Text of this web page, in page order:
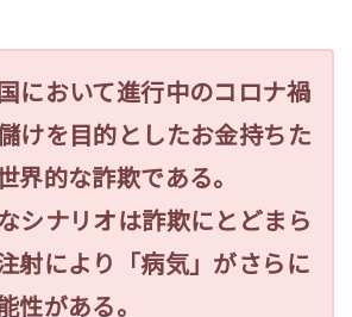
において進行中のコロナ禍
けを目的としたお金持ちた
界的な詐欺である。
シナリオは詐欺にとどまら
射により「病気」がさらに
性がある。